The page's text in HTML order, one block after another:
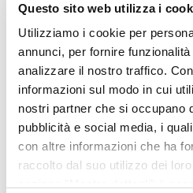
Questo sito web utilizza i
Utilizziamo i cookie per
annunci, per fornire
analizzare il nostro traffico.
informazioni sul modo in cui
nostri partner che si occupano
pubblicità e social media, i
con altre informazioni che ha
raccolto dal suo utilizzo dei
Caratteristiche
Satik
Larghezza
161 cm
Altezza
45 cm
Ti suggeriamo